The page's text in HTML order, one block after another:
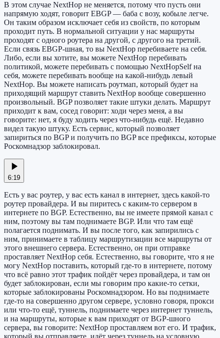
В этом случае NextHop не меняется, потому что пусть они
напрямую ходят, говорит EBGP — баба с возу, кобыле легче.
Он таким образом исключает себя из свойств, по которым
проходит путь. В нормальной ситуации у нас маршруты
проходят с одного роутера на другой, с другого на третий.
Если связь EBGP-шная, то вы NextHop перебиваете на себя.
Либо, если вы хотите, вы можете NextHop перебивать
политикой, можете перебивать с помощью NextHopSelf на
себя, можете перебивать вообще на какой-нибудь левый
NextHop. Вы можете написать роутмап, который будет на
приходящий маршрут ставить NextHop вообще совершенно
произвольный. BGP позволяет такие штуки делать. Маршрут
приходит к вам, сосед говорит: ходи через меня, а вы
говорите: нет, я буду ходить через что-нибудь ещё. Недавно
видел такую штуку. Есть сервис, который позволяет
запириться по BGP и получить по BGP все префиксы, которые
Роскомнадзор заблокировал.
6:19
Есть у вас роутер, у вас есть канал в интернет, здесь какой-то
роутер провайдера. И вы пиритесь с каким-то сервером в
интернете по BGP. Естественно, вы не имеете прямой канал с
ним, поэтому вы там поднимаете BGP. Или что там ещё
полагается поднимать. И вы после того, как запирились с
ним, принимаете в таблицу маршрутизации все маршруты от
этого внешнего сервера. Естественно, он при отправке
проставляет NextHop себя. Естественно, вы говорите, что я не
могу NextHop поставить, который где-то в интернете, потому
что всё равно этот трафик пойдёт через провайдера, и там он
будет заблокирован, если мы говорим про какие-то сетки,
которые заблокированы Роскомнадзором. Но вы поднимаете
где-то на совершенно другом сервере, условно говоря, прокси
или что-то ещё, туннель, поднимаете через интернет туннель,
и на маршруты, которые к вам приходят от BGP-шного
сервера, вы говорите: NextHop проставляем вот его. И трафик,